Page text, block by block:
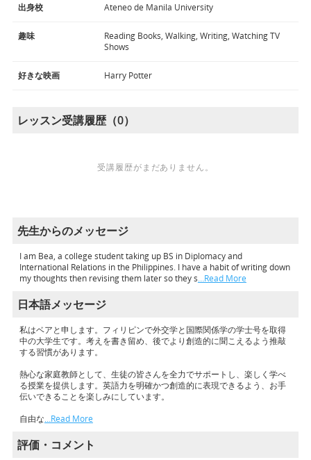
出身校 Ateneo de Manila University
趣味
Reading Books, Walking, Writing, Watching TV
Shows
好きな映画 Harry Potter
レッスン受講履歴（0）
受講履歴がまだありません。
先生からのメッセージ
I am Bea, a college student taking up BS in Diplomacy and
International Relations in the Philippines. I have a habit of writing down
my thoughts then revising them later so they s…Read More
日本語メッセージ
私はベアと申します。フィリピンで外交学と国際関係学の学士号を取得
中の大学生です。考えを書き留め、後でより創造的に聞こえるよう推敲
する習慣があります。
熱心な家庭教師として、生徒の皆さんを全力でサポートし、楽しく学べ
る授業を提供します。英語力を明確かつ創造的に表現できるよう、お手
伝いできることを楽しみにしています。
自由な…Read More
評価・コメント